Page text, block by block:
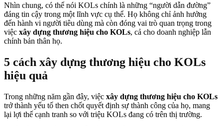
Nhìn chung, có thể nói KOLs chính là những “người dẫn đường”
đáng tin cậy trong một lĩnh vực cụ thể. Họ không chỉ ảnh hưởng
đến hành vi người tiêu dùng mà còn đóng vai trò quan trọng trong
việc xây dựng thương hiệu cho KOLs, cả cho doanh nghiệp lẫn
chính bản thân họ.
5 cách xây dựng thương hiệu cho KOLs
hiệu quả
Trong những năm gần đây, việc xây dựng thương hiệu cho KOLs
trở thành yếu tố then chốt quyết định sự thành công của họ, mang
lại lợi thế cạnh tranh so với triệu KOLs đang có trên thị trường.